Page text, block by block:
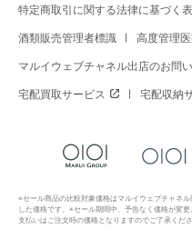
特定商取引に関する法律に基づく
酒類販売管理者標識 高度管理
マルイウェブチャネル出店のお問
宅配買取サービス 宅配収納
※セール商品の比較対象価格はマルイウェブチャネ
した価格です。※セール期間中、予告なく価格が変
支払いはご注文時の価格となりますのでご了承くださ